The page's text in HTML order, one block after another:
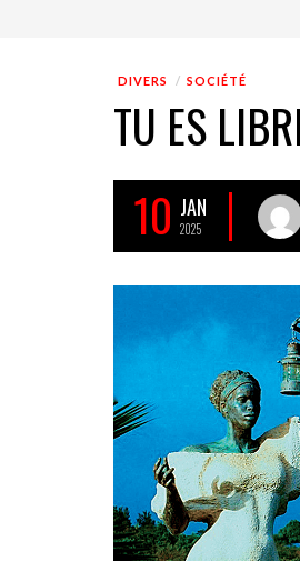
DIVERS SOCIÉTÉ
TU ES
10 JAN
2025